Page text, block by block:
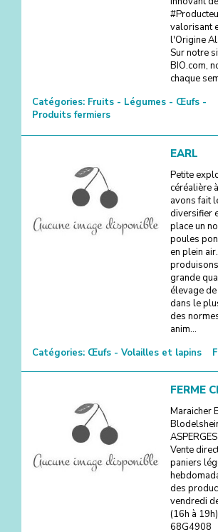
valorisant
l'Origine
Sur notre
BIO.com,
chaque
Catégories: Fruits - Légumes - Œufs -
Produits fermiers
EARL
Petite
céréalière
avons fait
diversifier
place un
poules
en plein
grande
élevage
dans le
des
anim...
Catégories: Œufs - Volailles et lapins
FERME
Maraicher
Vente
paniers
des
vendredi
(16h à
68G4908